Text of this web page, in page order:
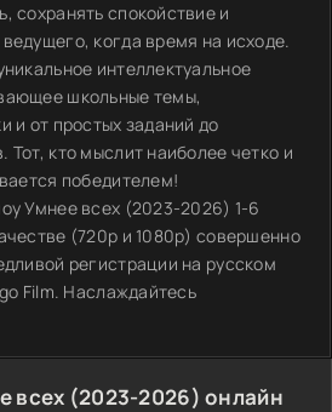
сохранять спокойствие и
когда время на исходе.
интеллектуальное
школьные темы,
и от простых заданий до
кто мыслит наиболее четко и
победителем!
Умнее всех (2023-2026) 1-6
(720p и 1080p) совершенно
регистрации на русском
Film. Наслаждайтесь
всех (2023-2026) онлайн